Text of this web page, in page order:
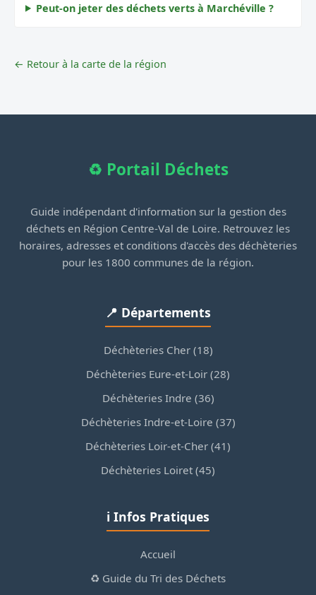
Peut-on jeter des déchets verts à Marchéville ?
← Retour à la carte de la région
♻️ Portail Déchets
Guide indépendant d'information sur la gestion des
déchets en Région Centre-Val de Loire. Retrouvez les
horaires, adresses et conditions d'accès des déchèteries
pour les 1800 communes de la région.
📍 Départements
Déchèteries Cher (18)
Déchèteries Eure-et-Loir (28)
Déchèteries Indre (36)
Déchèteries Indre-et-Loire (37)
Déchèteries Loir-et-Cher (41)
Déchèteries Loiret (45)
ℹ️ Infos Pratiques
Accueil
♻️ Guide du Tri des Déchets